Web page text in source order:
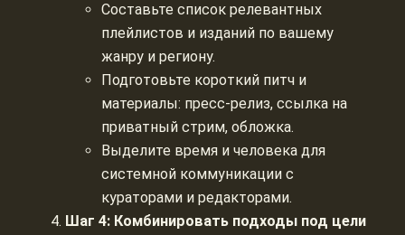
Составьте список релевантных
плейлистов и изданий по вашему
жанру и региону.
Подготовьте короткий питч и
материалы: пресс-релиз, ссылка на
приватный стрим, обложка.
Выделите время и человека для
системной коммуникации с
кураторами и редакторами.
Шаг 4: Комбинировать подходы под цели